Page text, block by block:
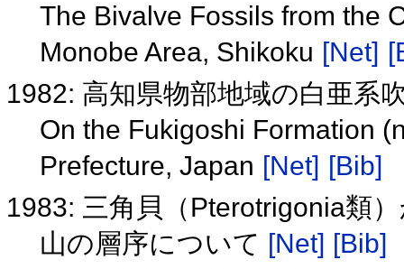
The Bivalve Fossils from the
Monobe Area, Shikoku [Net]
1982: 高知県物部地域の白亜系
On the Fukigoshi Formation
Prefecture, Japan [Net] [Bib]
1983: 三角貝（Pterotrigonia類
山の層序について [Net] [Bib]